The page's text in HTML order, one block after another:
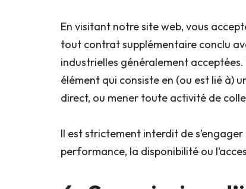
En visitant notre site web, vous
tout contrat supplémentaire conclu
industrielles généralement
élément qui consiste en (ou est lié à)
direct, ou mener toute activité de
Il est strictement interdit de
performance, la disponibilité ou